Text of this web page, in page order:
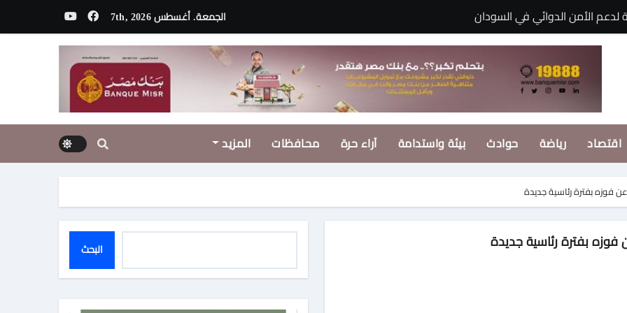
لدعم الأمن الدوائي في السودان
شخصية “فوتة” في مسلسل “اتنين غيرنا”، وحزنت لعدم وجود تتر للمسلسل
يؤكد قوة التحالفات العربية وثبات الموقف المصري تجاه قضايا المنطقة
المواطنين بالقوة
الجمعة. أغسطس 7th, 2026
اقتصاد رياضة حوادث بيئة واستدامة آراء حرة محافظات المزيد
فوزه بفترة رئاسية جديدة
فوزه بفترة رئاسية جديدة
البحث